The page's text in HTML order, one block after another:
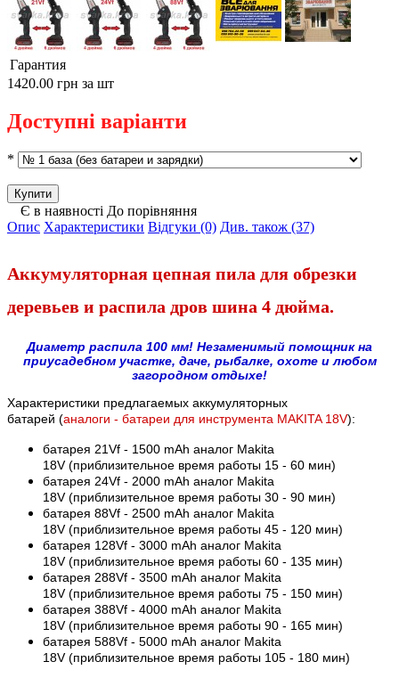
Гарантия
1420.00 грн за шт
Доступні варіанти
*
Є в наявності До порівняння
Опис Характеристики Відгуки (0) Див. також (37)
Аккумуляторная цепная пила для обрезки
деревьев и распила дров шина 4 дюйма.
Диаметр распила 100 мм! Незаменимый помощник на
приусадебном участке, даче, рыбалке, охоте и любом
загородном отдыхе!
Характеристики предлагаемых аккумуляторных
батарей (аналоги - батареи для инструмента MAKITA 18V):
батарея 21Vf - 1500 mAh аналог Makita
18V (приблизительное время работы 15 - 60 мин)
батарея 24Vf - 2000 mAh аналог Makita
18V(приблизительное время работы 30 - 90 мин)
батарея 88Vf - 2500 mAh аналог Makita
18V(приблизительное время работы 45 - 120 мин)
батарея 128Vf - 3000 mAh аналог Makita
18V(приблизительное время работы 60 - 135 мин)
батарея 288Vf - 3500 mAh аналог Makita
18V (приблизительное время работы 75 - 150 мин)
батарея 388Vf - 4000 mAh аналог Makita
18V (приблизительное время работы 90 - 165 мин)
батарея 588Vf - 5000 mAh аналог Makita
18V (приблизительное время работы 105 - 180 мин)